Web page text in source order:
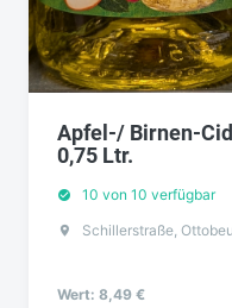
Apfel-/ Birnen-
0,75 Ltr.
10 von 10 verfügbar
Schillerstraße,
Wert: 8,49 €